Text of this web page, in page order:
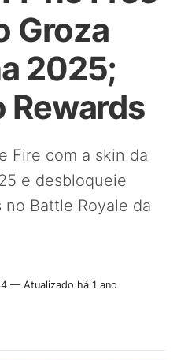
Groza
2025;
Rewards
Fire com a skin da
e desbloqueie
Battle Royale da
— Atualizado há 1 ano